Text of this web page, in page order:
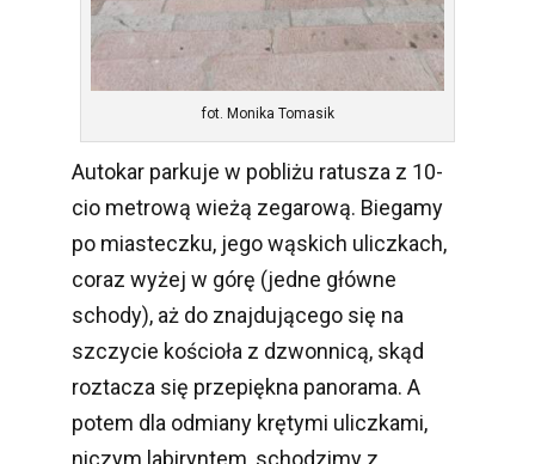
fot. Monika Tomasik
Autokar parkuje w pobliżu ratusza z 10-
cio metrową wieżą zegarową. Biegamy
po miasteczku, jego wąskich uliczkach,
coraz wyżej w górę (jedne główne
schody), aż do znajdującego się na
szczycie kościoła z dzwonnicą, skąd
roztacza się przepiękna panorama. A
potem dla odmiany krętymi uliczkami,
niczym labiryntem, schodzimy z